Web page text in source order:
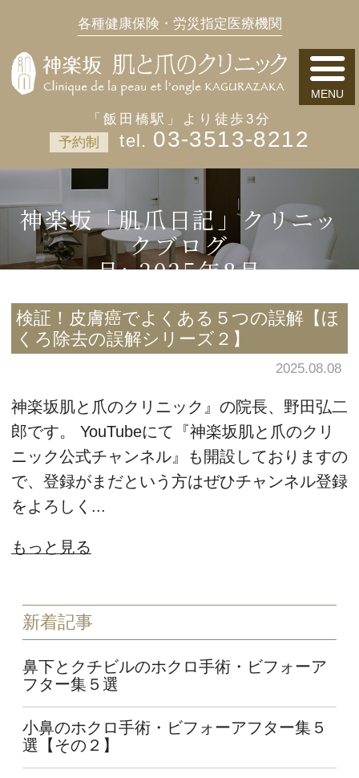
各種健康保険・労災指定医療機関
「飯田橋駅」より徒歩3分
予約制
03-3513-8212
神楽坂「肌爪日記」クリニッ
クブログ
月:2025年8月
検証！皮膚癌でよくある５つの誤解【ほ
くろ除去の誤解シリーズ２】
2025.08.08
神楽坂肌と爪のクリニック』の院長、野田弘二
郎です。 YouTubeにて『神楽坂肌と爪のクリ
ニック公式チャンネル』も開設しておりますの
で、登録がまだという方はぜひチャンネル登録
をよろしく...
もっと見る
新着記事
鼻下とクチビルのホクロ手術・ビフォーア
フター集５選
小鼻のホクロ手術・ビフォーアフター集５
選【その２】